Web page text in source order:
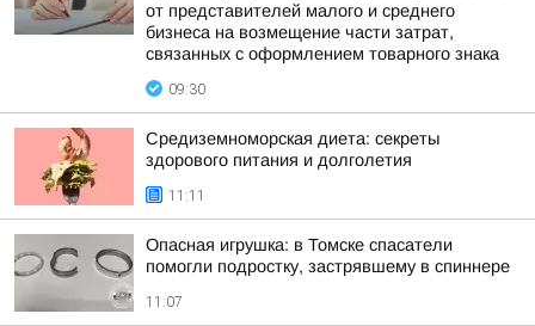
от представителей малого и среднего
бизнеса на возмещение части затрат,
связанных с оформлением товарного знака
09:30
Средиземноморская диета: секреты
здорового питания и долголетия
11:11
Опасная игрушка: в Томске спасатели
помогли подростку, застрявшему в спиннере
11:07